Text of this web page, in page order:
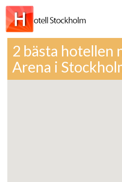
2 bästa hotellen
Arena i